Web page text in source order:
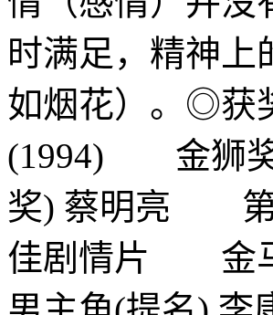
时满足，精神
如烟花）。◎
(1994) 金狮
奖) 蔡明亮 第
佳剧情片 金